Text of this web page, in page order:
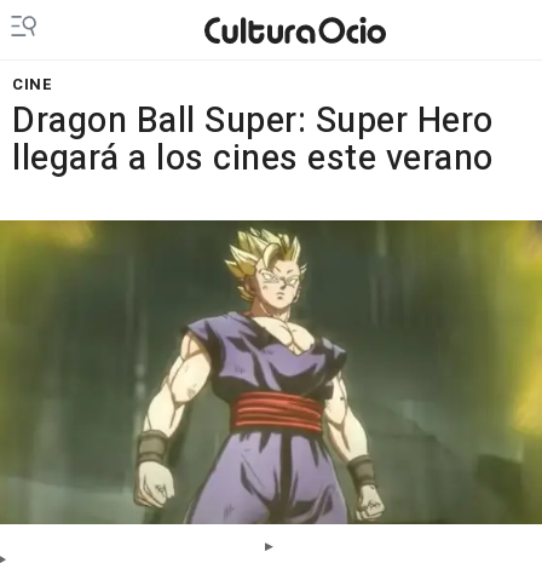
CINE
Dragon Ball Super: Super Hero
llegará a los cines este verano